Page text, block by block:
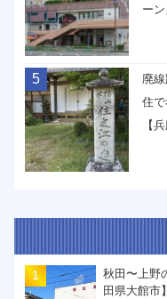
ー
5
廃
住
【
秋田〜上野
田県大館市】